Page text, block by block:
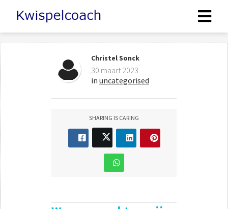
Christel Sonck
30 maart 2023
in uncategorised
SHARING IS CARING